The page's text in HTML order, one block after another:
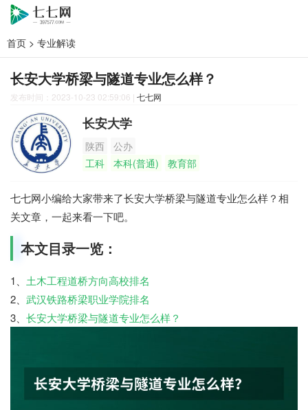
首页 > 专业解读
长安大学桥梁与隧道专业怎么样？
发布时间：2023-10-23 02:59:06 | 七七网
长安大学
陕西
公办
工科
本科(普通) 教育部
七七网小编给大家带来了长安大学桥梁与隧道专业怎么样？相
关文章，一起来看一下吧。
本文目录一览：
1、 土木工程道桥方向高校排名
2、 武汉铁路桥梁职业学院排名
3、 长安大学桥梁与隧道专业怎么样？